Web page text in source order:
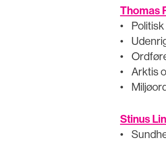
Thomas
•
•
•
• Arktis
•
Stinus
•